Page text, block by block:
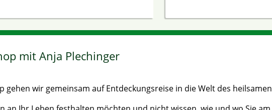
mit Anja Plechinger
gehen wir gemeinsam auf Entdeckungsreise in die Welt des